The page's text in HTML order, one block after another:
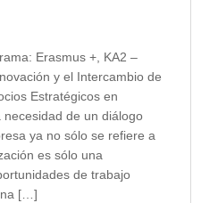
Erasmus +, KA2 –
y el Intercambio de
Estratégicos en
necesidad de un diálogo
ya no sólo se refiere a
es sólo una
de trabajo
[…]